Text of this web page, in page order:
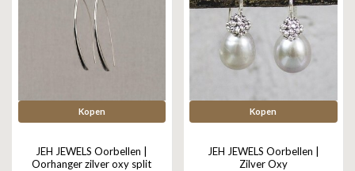
Kopen
JEH JEWELS Oorbellen |
Oorhanger zilver oxy split
Kopen
JEH JEWELS Oorbellen |
Zilver Oxy